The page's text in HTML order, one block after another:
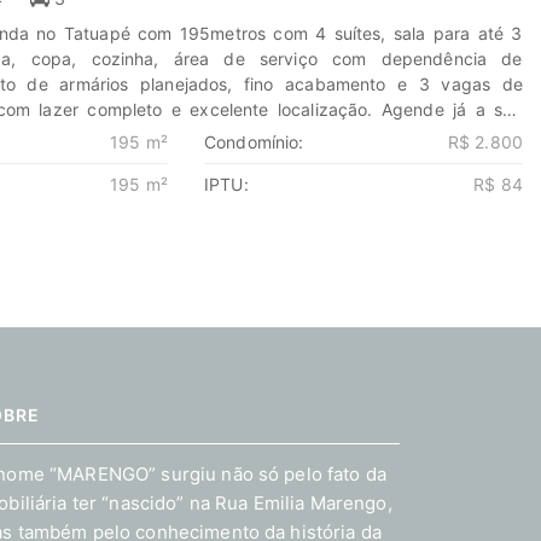
no Tatuapé com 195metros com 4 suítes, sala para até 3
copa, cozinha, área de serviço com dependência de
de armários planejados, fino acabamento e 3 vagas de
lazer completo e excelente localização. Agende já a sua
o poder de Transformar seus sonhos em lares e seus
nós para encontrar o lugar onde sua história irá brilhar.
195 m²
195 m²
Condomínio: R$ 2.800
IPTU: R$ 84
“MARENGO” surgiu não só pelo fato da
ter “nascido” na Rua Emilia Marengo,
também pelo conhecimento da história da